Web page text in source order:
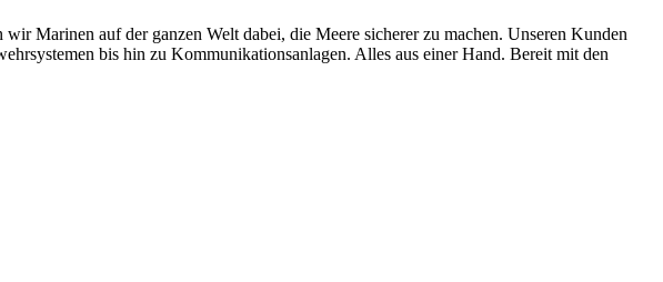
Marinen auf der ganzen Welt dabei, die Meere sicherer zu machen. Unseren Kunden
bis hin zu Kommunikationsanlagen. Alles aus einer Hand. Bereit mit den